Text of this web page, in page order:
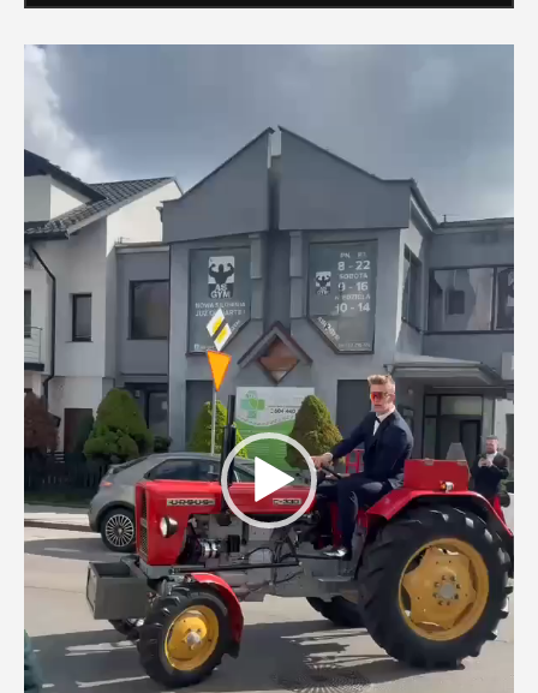
Odtwarzacz